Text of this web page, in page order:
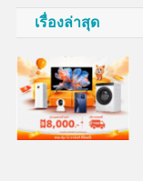
เรื่องล่าสุด